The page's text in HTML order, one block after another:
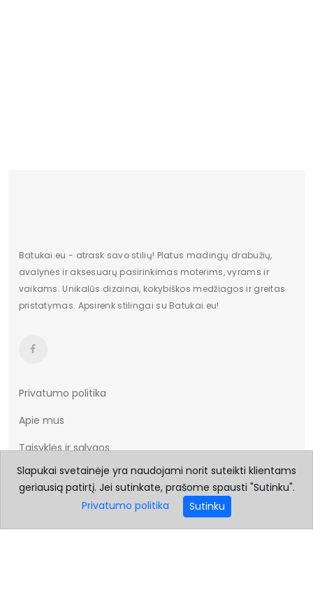
Batukai.eu - atrask savo stilių! Platus madingų drabužių,
avalynės ir aksesuarų pasirinkimas moterims, vyrams ir
vaikams. Unikalūs dizainai, kokybiškos medžiagos ir greitas
pristatymas. Apsirenk stilingai su Batukai.eu!
Privatumo politika
Apie mus
Taisyklės ir sąlygos
Prekių pristatymas
Prekių grąžinimas
Dydžių lentelė
Slapukai svetainėje yra naudojami norit suteikti klientams
geriausią patirtį. Jei sutinkate, prašome spausti "Sutinku".
Privatumo politika
Sutinku